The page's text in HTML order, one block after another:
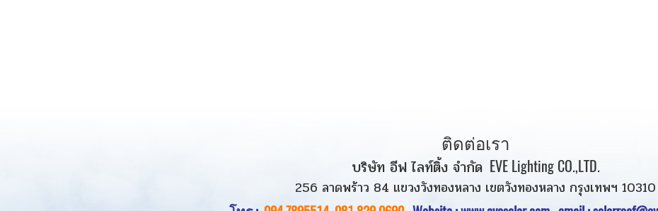
ติดต่อเรา
บริษัท อีฟ ไลท์ติ้ง จำกัด EVE Lighting CO.,LTD.
256 ลาดพร้าว 84 แขวงวังทองหลาง เขตวังทองหลาง กรุงเทพฯ 10310